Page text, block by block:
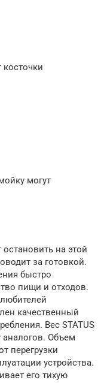
могут
на этой
за готовкой.
быстро
пищи и отходов.
качественный
Вес STATUS
аналогов. Объем
перегрузки
устройства.
его тихую